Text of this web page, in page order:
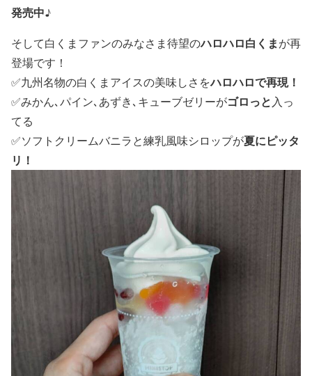
発売中♪
そして白くまファンのみなさま待望のハロハロ白くまが再
登場です！
✅九州名物の白くまアイスの美味しさをハロハロで再現！
✅みかん､パイン､あずき､キューブゼリーがゴロっと 入っ
てる
✅ソフトクリームバニラと練乳風味シロップが夏にピッタ
リ！